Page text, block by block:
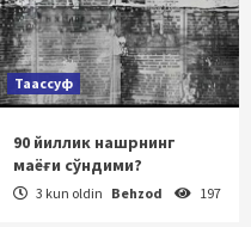
Таассуф
90 йиллик нашрнинг
маёғи сўндими?
3 kun oldin Behzod 197